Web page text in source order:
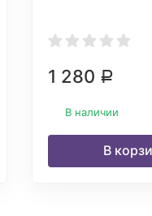
1 280 Р
В наличии
В